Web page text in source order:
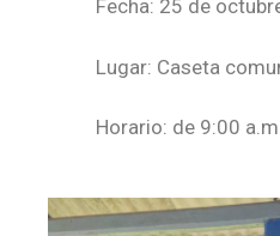
Fecha: 25 de
Lugar: Caseta
Horario: de 9:00